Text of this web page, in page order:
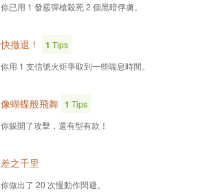
你已用 1 發霰彈槍殺死 2 個黑暗俘虜。
快撤退！ 1 Tips
你用 1 支信號火炬爭取到一些喘息時間。
像蝴蝶般飛舞 1 Tips
你躲開了攻擊，還有型有款！
差之千里
你做出了 20 次慢動作閃避。